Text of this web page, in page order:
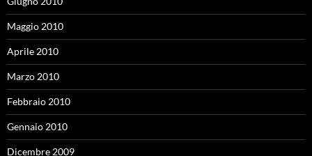
Maggio 2010
Aprile 2010
Marzo 2010
Febbraio 2010
Gennaio 2010
Dicembre 2009